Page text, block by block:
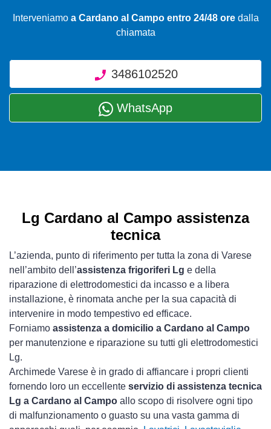
Interveniamo a Cardano al Campo entro 24/48 oredalla
chiamata
3486102520
WhatsApp
Lg Cardano al Campo assistenza
tecnica
L’azienda, punto di riferimento per tutta la zona di Varese
nell’ambito dell’assistenza frigoriferi Lg e della
riparazione di elettrodomestici da incasso e a libera
installazione, è rinomata anche per la sua capacità di
intervenire in modo tempestivo ed efficace.
Forniamo assistenza a domicilio a Cardano al Campo
per manutenzione e riparazione su tutti gli elettrodomestici
Lg.
Archimede Varese è in grado di affiancare i propri clienti
fornendo loro un eccellente servizio di assistenza tecnica
Lg a Cardano al Campo allo scopo di risolvere ogni tipo
di malfunzionamento o guasto su una vasta gamma di